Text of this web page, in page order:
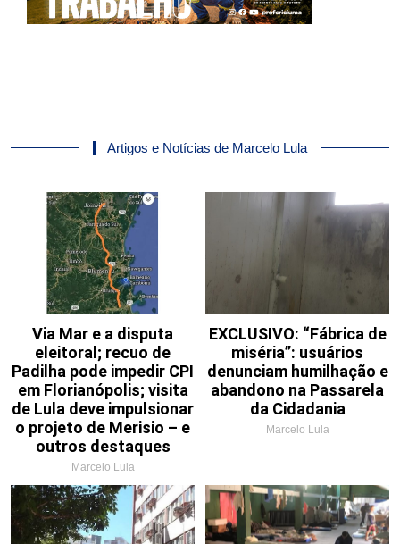
Artigos e Notícias de Marcelo Lula
Via Mar e a disputa
eleitoral; recuo de
Padilha pode impedir CPI
em Florianópolis; visita
de Lula deve impulsionar
o projeto de Merisio – e
outros destaques
Marcelo Lula
EXCLUSIVO: “Fábrica de
miséria”: usuários
denunciam humilhação e
abandono na Passarela
da Cidadania
Marcelo Lula